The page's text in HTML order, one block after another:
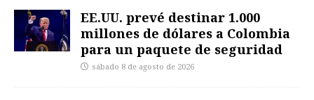
EE.UU. prevé destinar 1.000
millones de dólares a Colombia
para un paquete de seguridad
sábado 8 de agosto de 2026